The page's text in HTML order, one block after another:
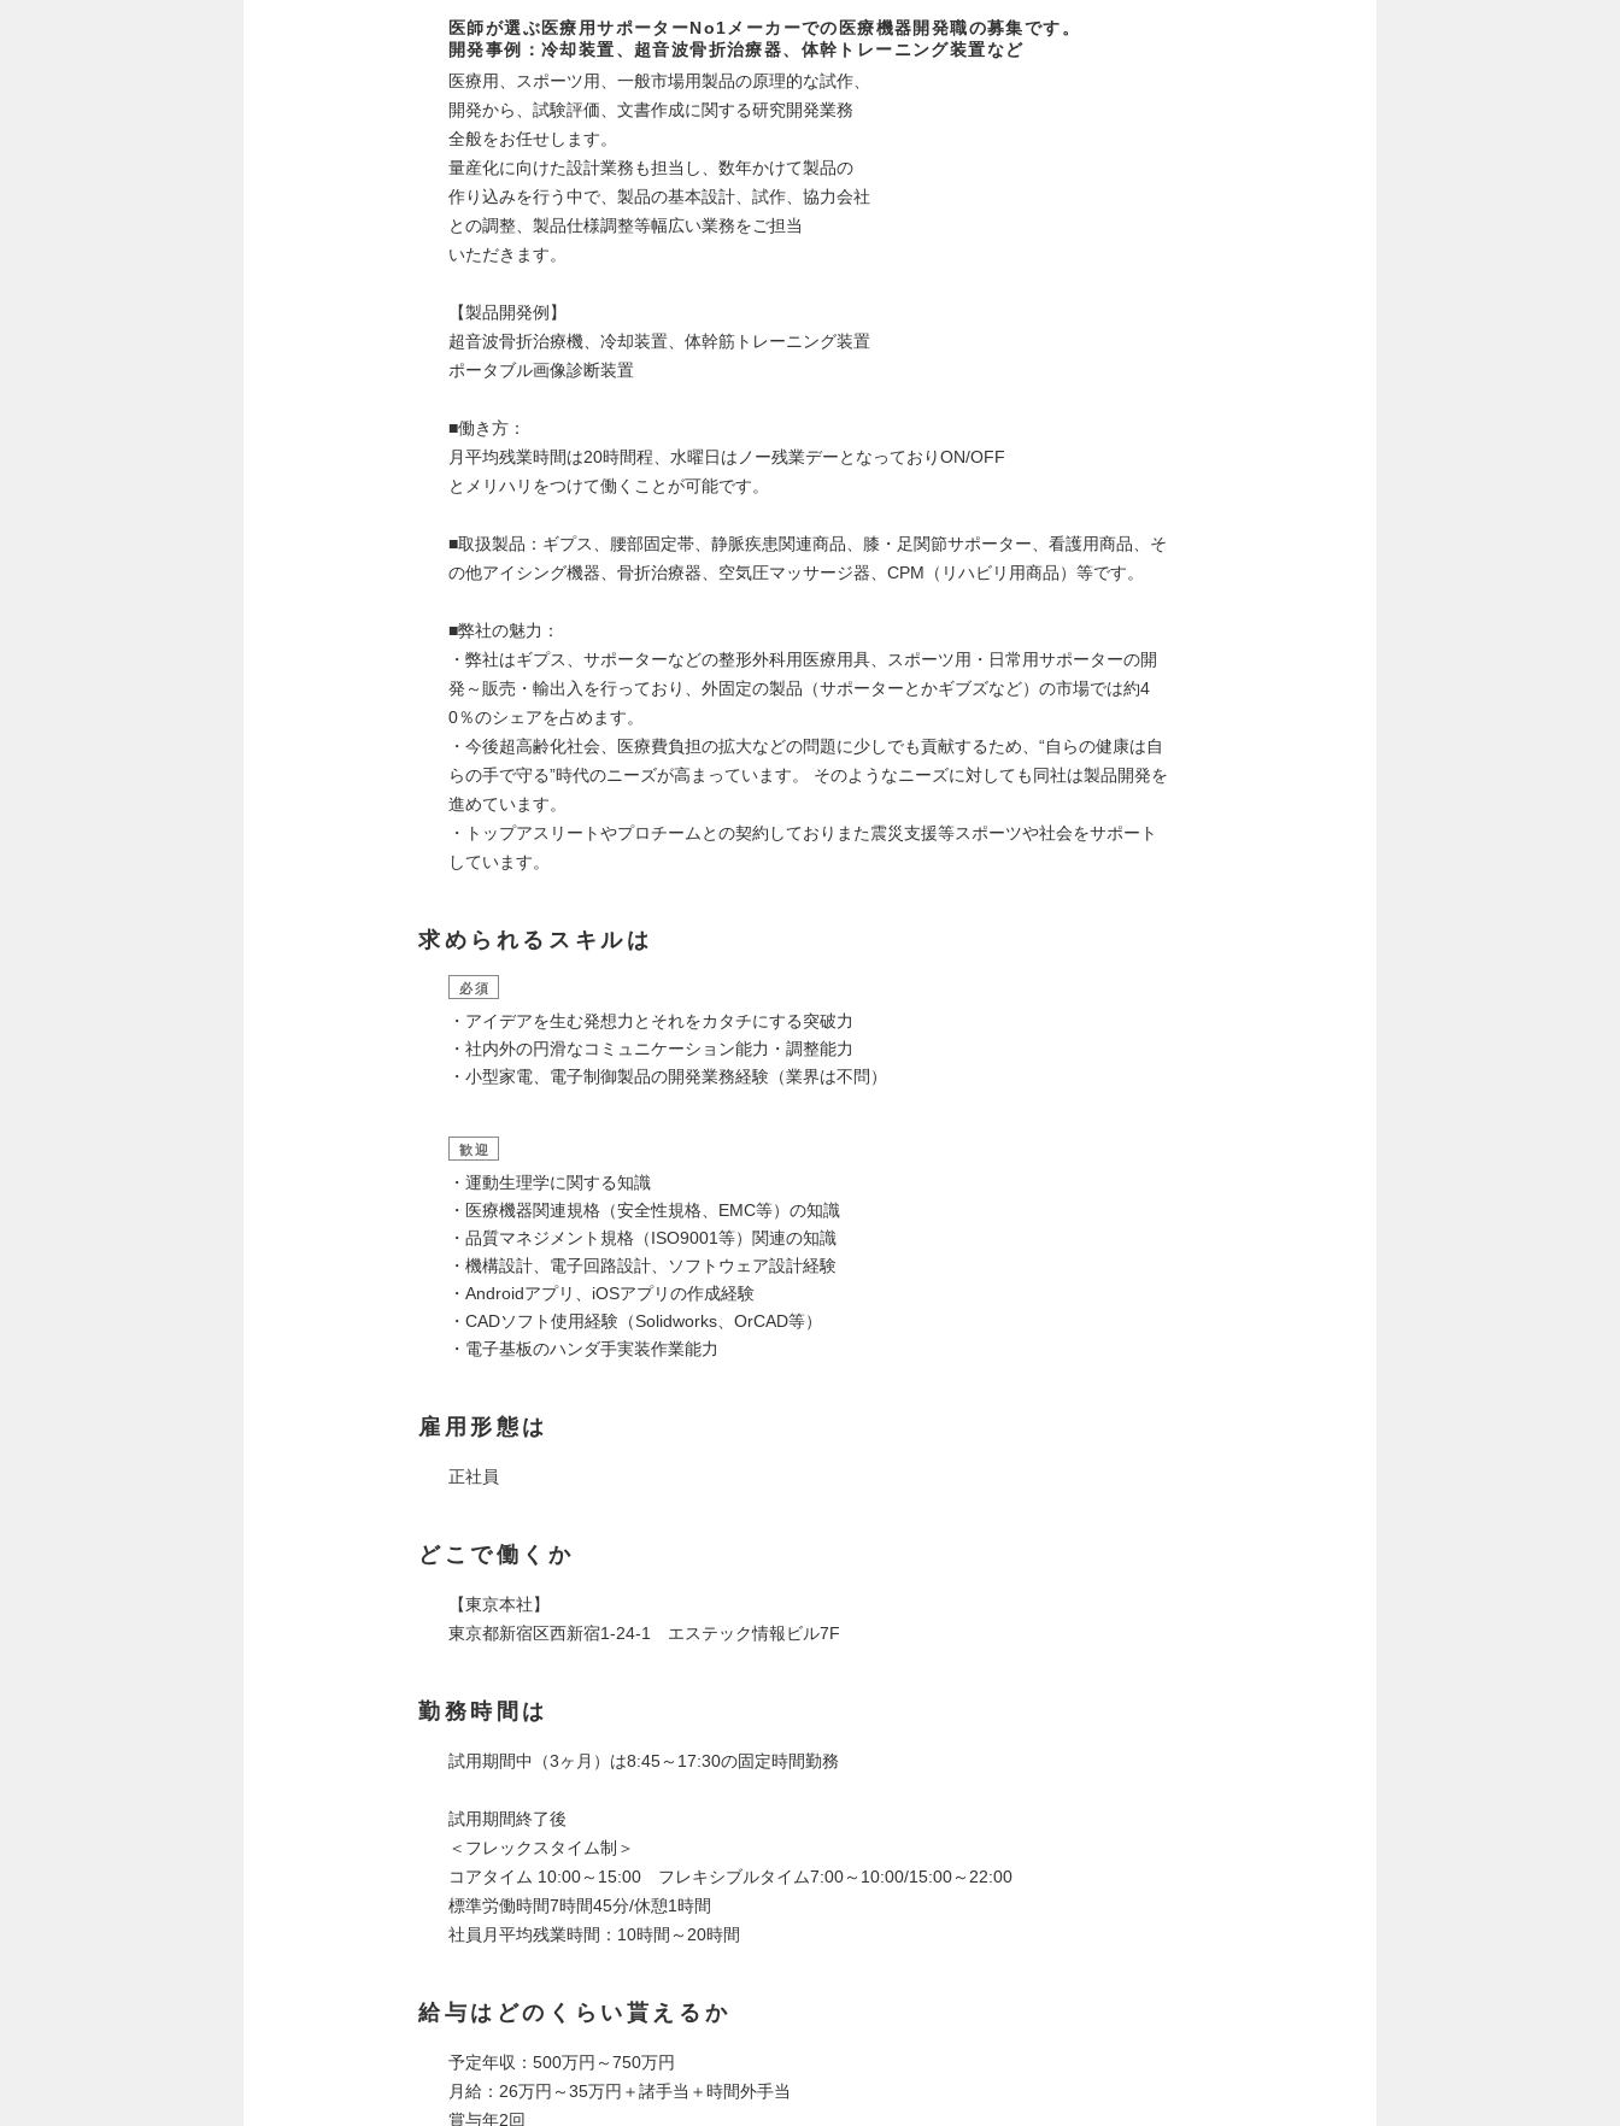
医師が選ぶ医療用サポーターNo1メーカーでの医療機器開発職の募集です。
開発事例：冷却装置、超音波骨折治療器、体幹トレーニング装置など
医療用、スポーツ用、一般市場用製品の原理的な試作、
開発から、試験評価、文書作成に関する研究開発業務
全般をお任せします。
量産化に向けた設計業務も担当し、数年かけて製品の
作り込みを行う中で、製品の基本設計、試作、協力会社
との調整、製品仕様調整等幅広い業務をご担当
いただきます。
【製品開発例】
超音波骨折治療機、冷却装置、体幹筋トレーニング装置
ポータブル画像診断装置
■働き方：
月平均残業時間は20時間程、水曜日はノー残業デーとなっておりON/OFF
とメリハリをつけて働くことが可能です。
■取扱製品：ギプス、腰部固定帯、静脈疾患関連商品、膝・足関節サポーター、看護用商品、そ
の他アイシング機器、骨折治療器、空気圧マッサージ器、CPM（リハビリ用商品）等です。
■弊社の魅力：
・弊社はギプス、サポーターなどの整形外科用医療用具、スポーツ用・日常用サポーターの開
発～販売・輸出入を行っており、外固定の製品（サポーターとかギブズなど）の市場では約4
0％のシェアを占めます。
・今後超高齢化社会、医療費負担の拡大などの問題に少しでも貢献するため、“自らの健康は自
らの手で守る”時代のニーズが高まっています。 そのようなニーズに対しても同社は製品開発を
進めています。
・トップアスリートやプロチームとの契約しておりまた震災支援等スポーツや社会をサポート
しています。
求められるスキルは
必須
・アイデアを生む発想力とそれをカタチにする突破力
・社内外の円滑なコミュニケーション能力・調整能力
・小型家電、電子制御製品の開発業務経験（業界は不問）
歓迎
・運動生理学に関する知識
・医療機器関連規格（安全性規格、EMC等）の知識
・品質マネジメント規格（ISO9001等）関連の知識
・機構設計、電子回路設計、ソフトウェア設計経験
・Androidアプリ、iOSアプリの作成経験
・CADソフト使用経験（Solidworks、OrCAD等）
・電子基板のハンダ手実装作業能力
雇用形態は
正社員
どこで働くか
【東京本社】
東京都新宿区西新宿1-24-1 エステック情報ビル7F
勤務時間は
試用期間中（3ヶ月）は8:45～17:30の固定時間勤務
試用期間終了後
＜フレックスタイム制＞
コアタイム 10:00～15:00 フレキシブルタイム7:00～10:00/15:00～22:00
標準労働時間7時間45分/休憩1時間
社員月平均残業時間：10時間～20時間
給与はどのくらい貰えるか
予定年収：500万円～750万円
月給：26万円～35万円＋諸手当＋時間外手当
賞与年2回